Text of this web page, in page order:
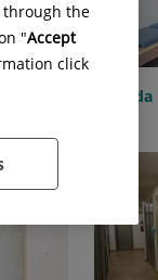
Entrada
through the
"Accept
click